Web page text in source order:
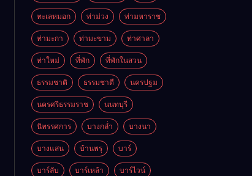
ทะเลหมอก ท่าม่วง ท่ามหาราช
ท่ามะกา ท่ามะขาม ท่าศาลา
ท่าใหม่ ที่พัก ที่พักในสวน
ธรรมชาติ ธรรมชาตื นครปฐม
นครศรีธรรมราช นนทบุรี
นิทรรศการ บางกล่ำ บางนา
บางแสน บ้านพรุ บาร์
บาร์ลับ บาร์เหล้า บาร์ไวน์